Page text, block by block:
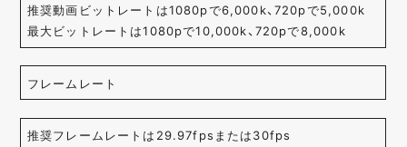
推奨動画ビットレートは1080pで6,000k、720pで5,000k
最大ビットレートは1080pで10,000k、720pで8,000k
フレームレート
推奨フレームレートは29.97fpsまたは30fps